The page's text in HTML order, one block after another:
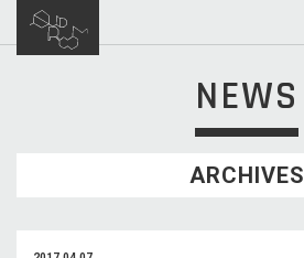
NEWS
ARCHIVES